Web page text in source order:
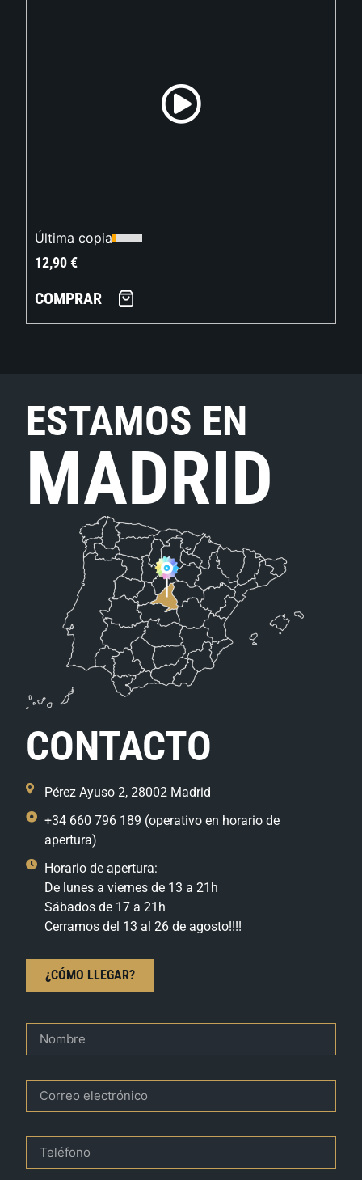
Última copia
12,90€
COMPRAR
ESTAMOS EN
MADRID
CONTACTO
Pérez Ayuso 2, 28002 Madrid
+34 660 796 189 (operativo en horario de
apertura)
Horario de apertura:
De lunes a viernes de 13 a 21h
Sábados de 17 a 21h
Cerramos del 13 al 26 de agosto!!!!
¿CÓMO LLEGAR?